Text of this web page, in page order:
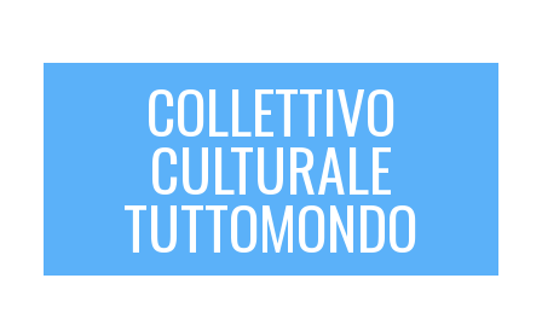
COLLETTIVO
CULTURALE
TUTTOMONDO